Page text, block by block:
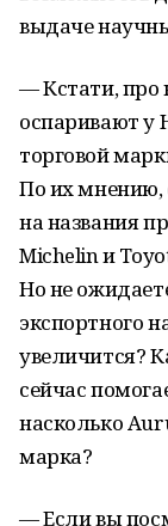
выдаче
— Кстати, про
оспаривают у
торговой
По их мнению,
на названия
Michelin и
Но не
экспортного
увеличится?
сейчас
насколько
марка?
— Если вы